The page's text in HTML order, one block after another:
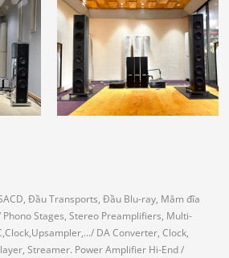
Đầu Transports, Đầu Blu-ray, Mâm đĩa
Phono Stages, Stereo Preamplifiers, Multi-
/ DA Converter, Clock,
Streamer. Power Amplifier Hi-End/